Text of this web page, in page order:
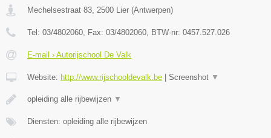
Mechelsestraat 83, 2500 Lier (Antwerpen)
Tel: 03/4802060, Fax: 03/4802060, BTW-nr: 0457.527.026
E-mail › Autorijschool De Valk
Website: http://www.rijschooldevalk.be Screenshot ▼
opleiding alle rijbewijzen ▼
Diensten: opleiding alle rijbewijzen